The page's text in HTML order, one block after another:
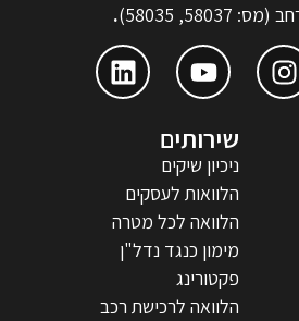
58035)
.
שירותים
ניכיון שיקים
הלוואות לעסקים
הלוואה לכל מטרה
מימון כנגד נדל"ן
פקטורינג
הלוואה לרכישת רכב